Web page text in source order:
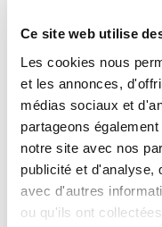
Ce site web utilise
Les cookies nous
et les annonces,
médias sociaux et
partageons
notre site avec nos
publicité et d'analyse,
avec d'autres
ou qu'ils ont
Pivot
orientable
acier pour